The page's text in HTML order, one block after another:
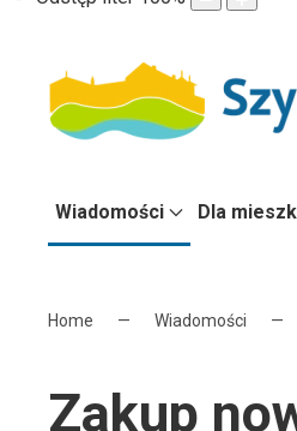
Wiadomości Dla
Home Wiadomości
Zakup